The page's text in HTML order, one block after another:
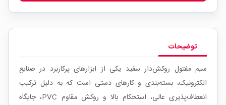
توضیحات
سیم مفتول روکش‌دار سفید یکی از ابزارهای پرکاربرد در صنایع
الکترونیک، بسته‌بندی و کارهای دستی است که به دلیل ترکیب
انعطاف‌پذیری عالی، استحکام بالا و روکش مقاوم PVC، جایگاه